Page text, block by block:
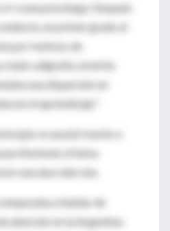
ir a una psicóloga. Después
en primer grado el
por motivos de
mala caligrafía, invertía
una dispersión en
en el aprendizaje."
se asustó mucho y
profesional, el tema
una dura derrota.
empezaba a hablar de
atención en la Argentina.